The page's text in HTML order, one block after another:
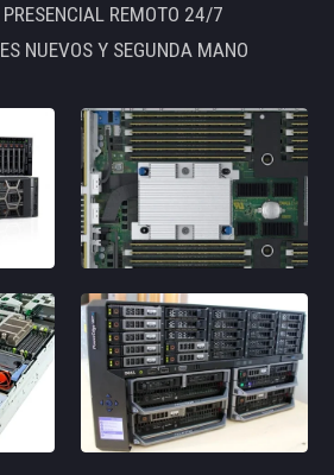
REMOTO 24/7
NUEVOS Y SEGUNDA MANO